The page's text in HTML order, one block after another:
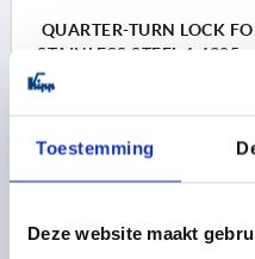
Toestemming
Deze website maakt
QUARTER-TURN LOCK
STAINLESS STEEL 1.4305
ACTUATION=DOUBLE FLAT
K1111.60186
20,80 €
plus sales tax